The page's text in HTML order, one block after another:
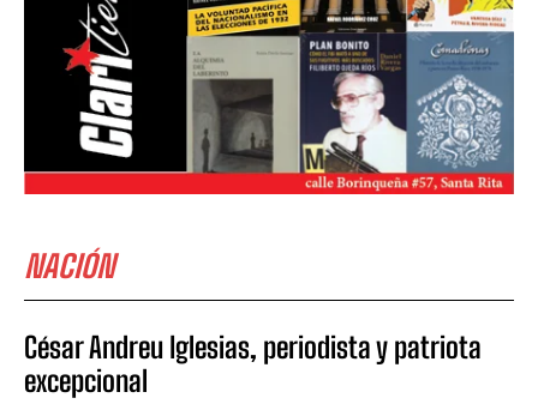
NACIÓN
César Andreu Iglesias, periodista y patriota
excepcional